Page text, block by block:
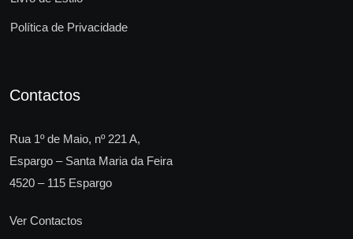
Política de Privacidade
Contactos
Rua 1º de Maio, nº 221 A,
Espargo – Santa Maria da Feira
4520 – 115 Espargo
Ver Contactos